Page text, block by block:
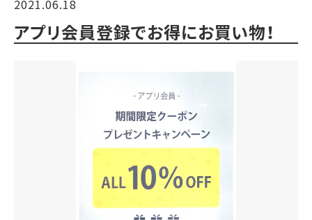
2021.06.18
アプリ会員登録でお得にお買い物！